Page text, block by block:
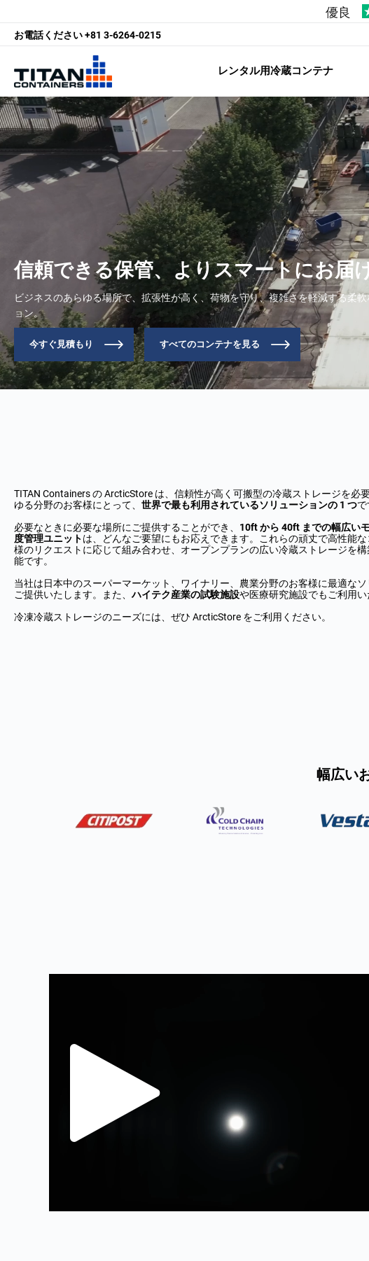
お電話ください+81 3-6264-0215
レンタル用冷蔵コンテナ
信頼できる保管、よりスマートにお届
ビジネスのあらゆる場所で、拡張性が高く、荷物を守り、複雑さを軽減する柔
ョン。
今すぐ見積もり すべてのコンテナを見る
TITAN Containers の ArcticStore は、信頼性が高く可搬型の冷蔵ストレージを必
ゆる分野のお客様にとって、 世界で最も利用されているソリューションの 1 つで
必要なときに必要な場所にご提供することができ、 10ft から 40ft までの幅広い
度管理ユニットは、どんなご要望にもお応えできます。これらの頑丈で高性能
様のリクエストに応じて組み合わせ、オープンプランの広い冷蔵ストレージを
能です。
当社は日本中のスーパーマーケット、ワイナリー、農業分野のお客様に最適な
ご提供いたします。また、ハイテク産業の試験施設や医療研究施設でもご利用い
冷凍冷蔵ストレージのニーズには、ぜひ ArcticStore をご利用ください。
幅広い